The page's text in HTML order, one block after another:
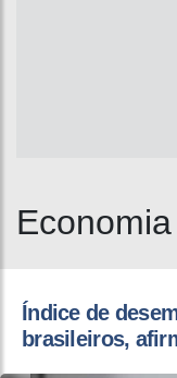
Economia
Índice de
brasileiros,